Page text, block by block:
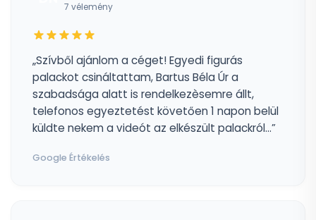
7 vélemény
„Szívből ajánlom a céget! Egyedi figurás
palackot csináltattam, Bartus Béla Úr a
szabadsága alatt is rendelkezèsemre állt,
telefonos egyeztetést követően 1 napon belül
küldte nekem a videót az elkészült palackról...”
Google Értékelés